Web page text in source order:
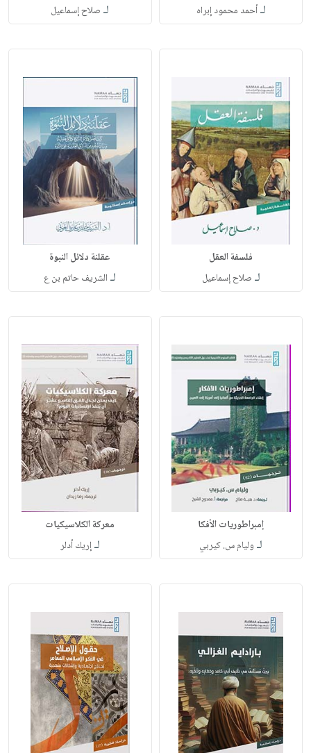
لـأحمد محمود إبراه لـ صلاح إسماعيل
فلسفة العقل
لـ صلاح إسماعيل
عقلنة دلائل النبوة
لـ الشريف حاتم بن ع
إمبراطوريات الأفكا
لـ وليام س. كيربي
معركة الكلاسيكيات
لـإريك أدلر